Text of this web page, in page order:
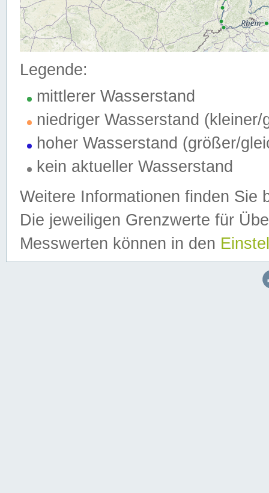
Legende:
mittlerer Wasserstand
niedriger Wasserstand (kleiner/
hoher Wasserstand (größer/
kein aktueller Wasserstand
Weitere Informationen finden Sie
Die jeweiligen Grenzwerte für
Messwerten können in den